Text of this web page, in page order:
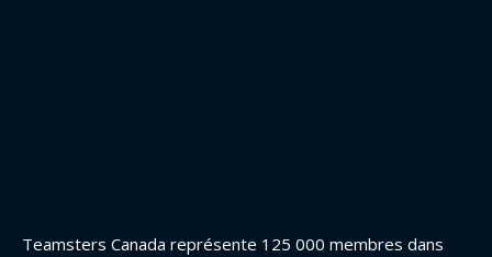
Teamsters Canada représente 125 000 membres dans